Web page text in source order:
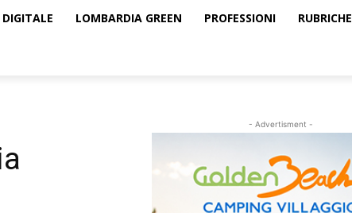
LOMBARDIA GREEN PROFESSIONI RUBRICHE
- Advertisment -